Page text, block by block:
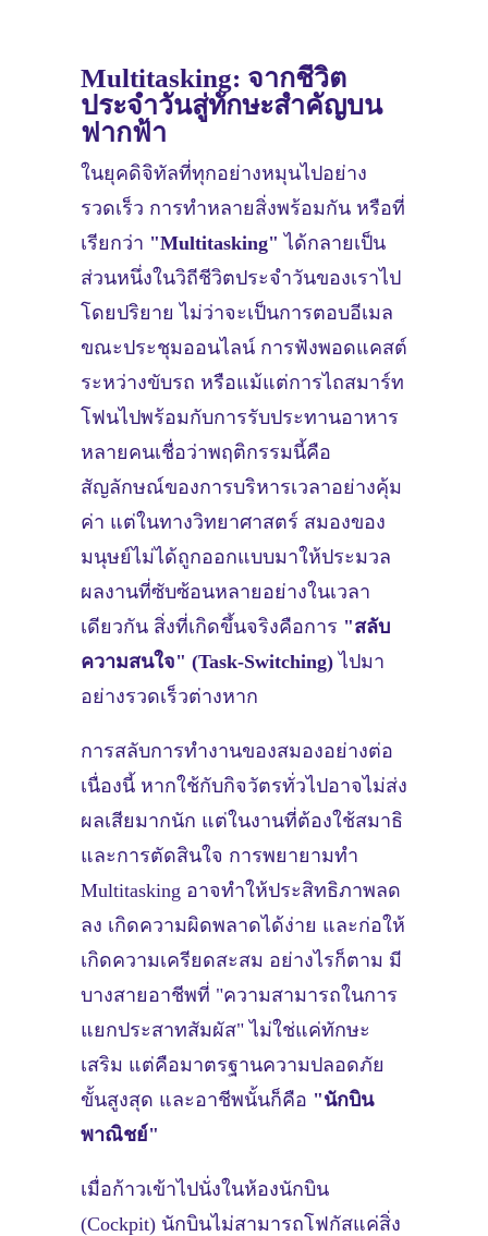
Multitasking: จากชีวิต
ประจำวันสู่ทักษะสำคัญบน
ฟากฟ้า
ในยุคดิจิทัลที่ทุกอย่างหมุนไปอย่าง
รวดเร็ว การทำหลายสิ่งพร้อมกัน หรือที่
เรียกว่า "Multitasking" ได้กลายเป็น
ส่วนหนึ่งในวิถีชีวิตประจำวันของเราไป
โดยปริยาย ไม่ว่าจะเป็นการตอบอีเมล
ขณะประชุมออนไลน์ การฟังพอดแคสต์
ระหว่างขับรถ หรือแม้แต่การไถสมาร์ท
โฟนไปพร้อมกับการรับประทานอาหาร
หลายคนเชื่อว่าพฤติกรรมนี้คือ
สัญลักษณ์ของการบริหารเวลาอย่างคุ้ม
ค่า แต่ในทางวิทยาศาสตร์ สมองของ
มนุษย์ไม่ได้ถูกออกแบบมาให้ประมวล
ผลงานที่ซับซ้อนหลายอย่างในเวลา
เดียวกัน สิ่งที่เกิดขึ้นจริงคือการ "สลับ
ความสนใจ" (Task-Switching) ไปมา
อย่างรวดเร็วต่างหาก
การสลับการทำงานของสมองอย่างต่อ
เนื่องนี้ หากใช้กับกิจวัตรทั่วไปอาจไม่ส่ง
ผลเสียมากนัก แต่ในงานที่ต้องใช้สมาธิ
และการตัดสินใจ การพยายามทำ
Multitasking อาจทำให้ประสิทธิภาพลด
ลง เกิดความผิดพลาดได้ง่าย และก่อให้
เกิดความเครียดสะสม อย่างไรก็ตาม มี
บางสายอาชีพที่ "ความสามารถในการ
แยกประสาทสัมผัส" ไม่ใช่แค่ทักษะ
เสริม แต่คือมาตรฐานความปลอดภัย
ขั้นสูงสุด และอาชีพนั้นก็คือ "นักบิน
พาณิชย์"
เมื่อก้าวเข้าไปนั่งในห้องนักบิน
(Cockpit) นักบินไม่สามารถโฟกัสแค่สิ่ง